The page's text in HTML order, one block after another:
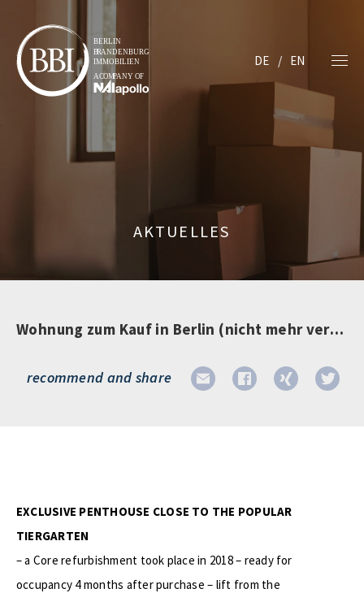
DE EN
AKTUELLES
Wohnung zum Kauf in Berlin (nicht mehr verfügbar)
recommend and share
EXCLUSIVE PENTHOUSE CLOSE TO THE POPULAR
TIERGARTEN
– a Core refurbishment took place in 2018 – ready for
occupancy 4 months after purchase – lift from the